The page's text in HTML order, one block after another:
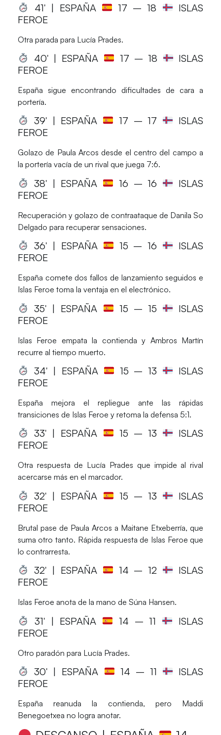
41′ | ESPAÑA 17 – 18
ISLAS
FEROE
Otra parada para Lucía Prades.
40′ | ESPAÑA 17 – 18
ISLAS
FEROE
España sigue encontrando dificultades de cara a
portería.
39′ | ESPAÑA 17 – 17
ISLAS
FEROE
Golazo de Paula Arcos desde el centro del campo a
la portería vacía de un rival que juega 7:6.
38′ | ESPAÑA 16 – 16
ISLAS
FEROE
Recuperación y golazo de contraataque de Danila So
Delgado para recuperar sensaciones.
36′ | ESPAÑA 15 – 16
ISLAS
FEROE
España comete dos fallos de lanzamiento seguidos e
Islas Feroe toma la ventaja en el electrónico.
35′ | ESPAÑA 15 – 15
ISLAS
FEROE
Islas Feroe empata la contienda y Ambros Martín
recurre al tiempo muerto.
34′ | ESPAÑA 15 – 13
ISLAS
FEROE
España mejora el repliegue ante las rápidas
transiciones de Islas Feroe y retoma la defensa 5:1.
33′ | ESPAÑA 15 – 13
ISLAS
FEROE
Otra respuesta de Lucía Prades que impide al rival
acercarse más en el marcador.
32′ | ESPAÑA 15 – 13
ISLAS
FEROE
Brutal pase de Paula Arcos a Maitane Etxeberría, que
suma otro tanto. Rápida respuesta de Islas Feroe que
lo contrarresta.
32′ | ESPAÑA 14 – 12
ISLAS
FEROE
Islas Feroe anota de la mano de Súna Hansen.
31′ | ESPAÑA 14 – 11
ISLAS
FEROE
Otro paradón para Lucía Prades.
30′ | ESPAÑA 14 – 11
ISLAS
FEROE
España reanuda la contienda, pero Maddi
Benegoetxea no logra anotar.